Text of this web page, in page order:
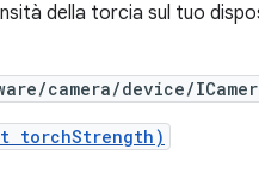
della torcia sul tuo
camera/device/
torchStrength)